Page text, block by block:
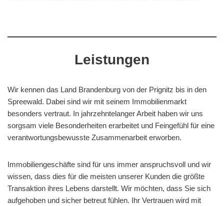
Leistungen
Wir kennen das Land Brandenburg von der Prignitz bis in den
Spreewald. Dabei sind wir mit seinem Immobilienmarkt
besonders vertraut. In jahrzehntelanger Arbeit haben wir uns
sorgsam viele Besonderheiten erarbeitet und Feingefühl für eine
verantwortungsbewusste Zusammenarbeit erworben.
Immobiliengeschäfte sind für uns immer anspruchsvoll und wir
wissen, dass dies für die meisten unserer Kunden die größte
Transaktion ihres Lebens darstellt. Wir möchten, dass Sie sich
aufgehoben und sicher betreut fühlen. Ihr Vertrauen wird mit